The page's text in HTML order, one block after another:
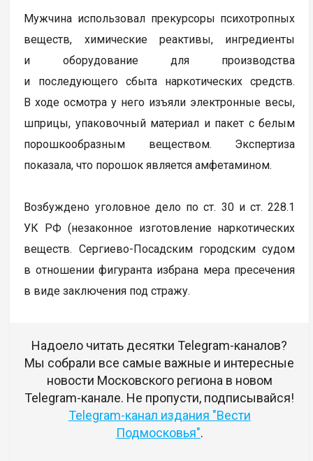
Мужчина использовал прекурсоры психотропных
веществ, химические реактивы, ингредиенты
и оборудование для производства
и последующего сбыта наркотических средств.
В ходе осмотра у него изъяли электронные весы,
шприцы, упаковочный материал и пакет с белым
порошкообразным веществом. Экспертиза
показала, что порошок является амфетамином.
Возбуждено уголовное дело по ст. 30 и ст. 228.1
УК РФ (незаконное изготовление наркотических
веществ. Сергиево-Посадским городским судом
в отношении фигуранта избрана мера пресечения
в виде заключения под стражу.
Надоело читать десятки Telegram-каналов?
Мы собрали все самые важные и интересные
новости Московского региона в новом
Telegram-канале. Не пропусти, подписывайся!
Telegram-канал издания "Вести
Подмосковья".